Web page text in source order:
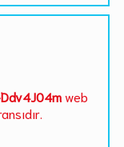
web